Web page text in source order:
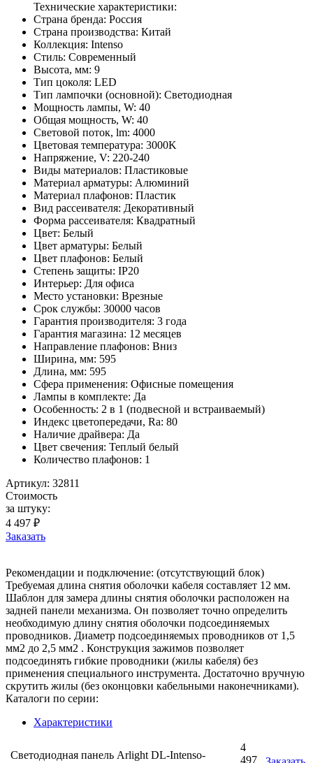
Технические характеристики:
Страна бренда: Россия
Страна производства: Китай
Коллекция: Intenso
Стиль: Современный
Высота, мм: 9
Тип цоколя: LED
Тип лампочки (основной): Светодиодная
Мощность лампы, W: 40
Общая мощность, W: 40
Световой поток, lm: 4000
Цветовая температура: 3000K
Напряжение, V: 220-240
Виды материалов: Пластиковые
Материал арматуры: Алюминий
Материал плафонов: Пластик
Вид рассеивателя: Декоративный
Форма рассеивателя: Квадратный
Цвет: Белый
Цвет арматуры: Белый
Цвет плафонов: Белый
Степень защиты: IP20
Интерьер: Для офиса
Место установки: Врезные
Срок службы: 30000 часов
Гарантия производителя: 3 года
Гарантия магазина: 12 месяцев
Направление плафонов: Вниз
Ширина, мм: 595
Длина, мм: 595
Сфера применения: Офисные помещения
Лампы в комплекте: Да
Особенность: 2 в 1 (подвесной и встраиваемый)
Индекс цветопередачи, Ra: 80
Наличие драйвера: Да
Цвет свечения: Теплый белый
Количество плафонов: 1
Артикул: 32811
Стоимость
за штуку:
4 497 ₽
Заказать
Рекомендации и подключение: (отсутствующий блок)
Требуемая длина снятия оболочки кабеля составляет 12 мм.
Шаблон для замера длины снятия оболочки расположен на
задней панели механизма. Он позволяет точно определить
необходимую длину снятия оболочки подсоединяемых
проводников. Диаметр подсоединяемых проводников от 1,5
мм2 до 2,5 мм2 . Конструкция зажимов позволяет
подсоединять гибкие проводники (жилы кабеля) без
применения специального инструмента. Достаточно вручную
скрутить жилы (без оконцовки кабельными наконечниками).
Каталоги по серии:
Характеристики
Светодиодная панель Arlight DL-Intenso-
4
497